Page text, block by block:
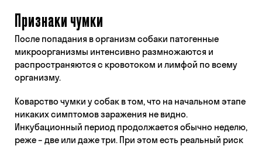
Признаки чумки
После попадания в организм собаки патогенные
микроорганизмы интенсивно размножаются и
распространяются с кровотоком и лимфой по всему
организму.
Коварство чумки у собак в том, что на начальном этапе
никаких симптомов заражения не видно.
Инкубационный период продолжается обычно неделю,
реже – две или даже три. При этом есть реальный риск